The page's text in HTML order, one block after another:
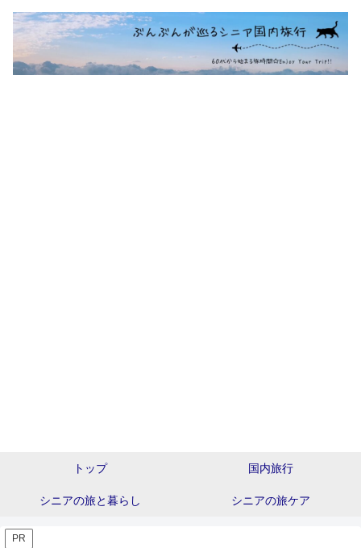
トップ 国内旅行
シニアの旅と暮らし シニアの旅ケア
PR